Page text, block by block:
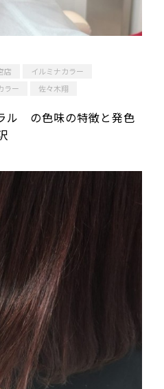
店
イルミナカラー
ラー 佐々木翔
ル の色味の特徴と発色